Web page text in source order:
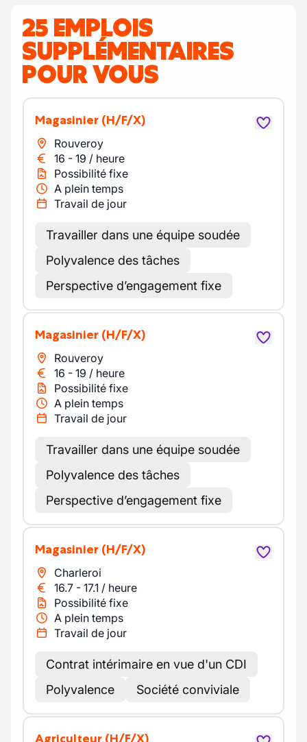
25 EMPLOIS
SUPPLÉMENTAIRES
POUR VOUS
Magasinier (H/F/X)
Rouveroy
16 - 19 / heure
Possibilité fixe
A plein temps
Travail de jour
Travailler dans une équipe soudée
Polyvalence des tâches
Perspective d’engagement fixe
Magasinier (H/F/X)
Rouveroy
16 - 19 / heure
Possibilité fixe
A plein temps
Travail de jour
Travailler dans une équipe soudée
Polyvalence des tâches
Perspective d’engagement fixe
Magasinier (H/F/X)
Charleroi
16.7 - 17.1 / heure
Possibilité fixe
A plein temps
Travail de jour
Contrat intérimaire en vue d'un CDI
Polyvalence
Société conviviale
Agriculteur (H/F/X)